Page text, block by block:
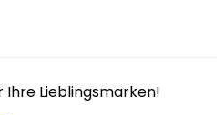
Ihre Lieblingsmarken!